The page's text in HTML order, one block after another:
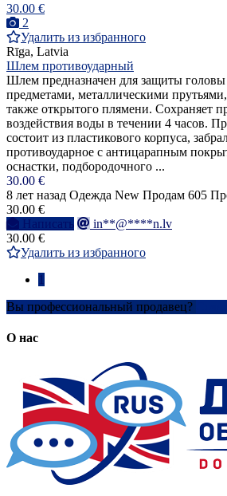
30.00 €
2
Удалить из избранного
Rīga, Latvia
Шлем противоударный
Шлем предназначен для защиты
предметами, металлическими
также открытого плямени. Сохраняет
воздействия воды в течении 4 часов.
состоит из пластикового корпуса,
противоударное с антицарапным
оснастки, подбородочного ...
30.00 €
8 лет назад Одежда New Продам 605
30.00 €
Написать
in**@****n.lv
30.00 €
Удалить из избранного
Вы профессиональный продавец?
О нас